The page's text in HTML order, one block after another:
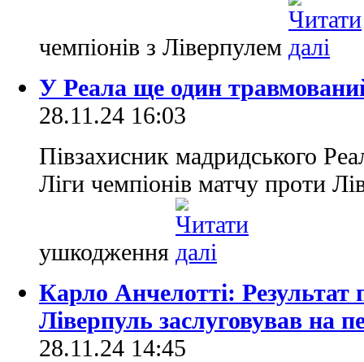
чемпіонів з Ліверпулем
У Реала ще один
28.11.24 16:03
Півзахисник мадридського
Ліги чемпіонів матчу проти
ушкодження
Карло Анчелотті:
Ліверпуль заслуговував на
28.11.24 14:45